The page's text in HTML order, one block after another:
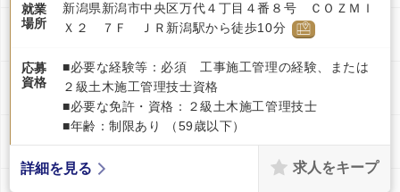
就業
場所
新潟県新潟市中央区万代４丁目４番８号 ＣＯＺＭＩ
Ｘ２ ７Ｆ ＪＲ新潟駅から徒歩10分
応募
資格
■必要な経験等：必須 工事施工管理の経験、または
２級土木施工管理技士資格
■必要な免許・資格：２級土木施工管理技士
■年齢：制限あり （59歳以下）
詳細を見る 求人をキープ